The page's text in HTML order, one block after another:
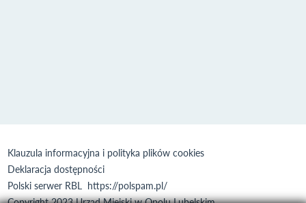
Klauzula informacyjna i polityka plików cookies
Deklaracja dostępności
Polski serwer RBL https://polspam.pl/